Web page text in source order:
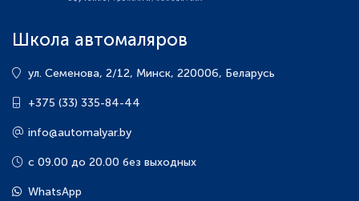
Школа автомаляров
ул. Семенова, 2/12, Минск, 220006, Беларусь
+375 (33) 335-84-44
info@automalyar.by
с 09.00 до 20.00 без выходных
WhatsApp